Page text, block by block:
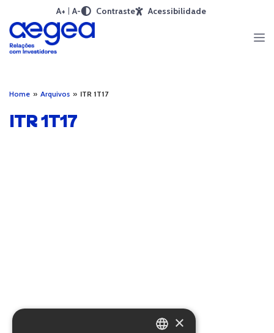
A+ A- Contraste Acessibilidade
Home » Arquivos » ITR 1T17
ITR 1T17
×